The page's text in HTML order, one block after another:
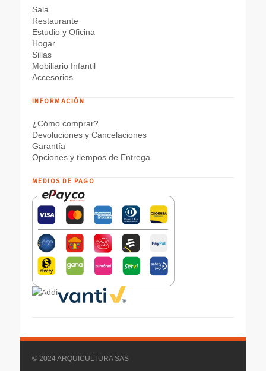
Sala
Restaurante
Estudio y Oficina
Hogar
Sillas
Mobiliario Infantil
Accesorios
INFORMACIÓN
¿Cómo comprar?
Devoluciones y Cancelaciones
Garantía
Opciones y tiempos de Entrega
MEDIOS DE PAGO
© 2024 ARQUICULTURA SAS